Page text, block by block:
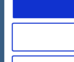
Tfn: 08–523 010